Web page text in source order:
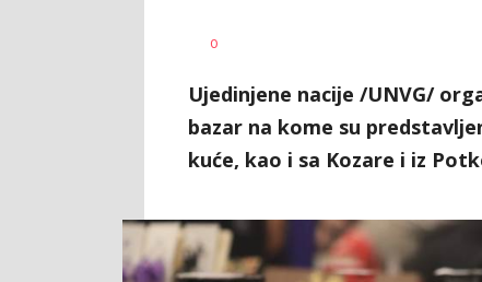
AUTOR
0
Ujedinjene nacije /UNVG/
bazar na kome su
kuće, kao i sa Kozare i iz